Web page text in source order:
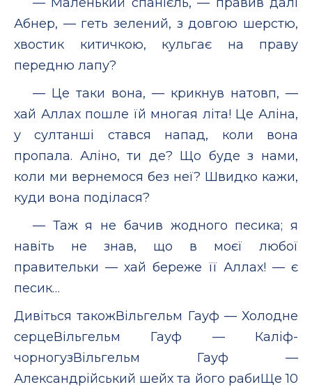
Абнер, — геть зелений, з довгою шерстю,
хвостик китичкою, кульгає на праву
передню лапу?
— Це таки вона, — крикнув натовп, —
хай Аллах пошле їй многая літа! Це Аліна,
у султанші стався напад, коли вона
пропала. Аліно, ти де? Що буде з нами,
коли ми вернемося без неї? Швидко кажи,
куди вона поділася?
— Таж я не бачив жодного песика; я
навіть не знав, що в моєї любої
правительки — хай береже її Аллах! — є
песик…
Дивіться такожВільгельм Гауф — Холодне
серцеВільгельм Гауф — Каліф-
чорногузВільгельм Гауф —
Александрійський шейх та його рабиЩе 10